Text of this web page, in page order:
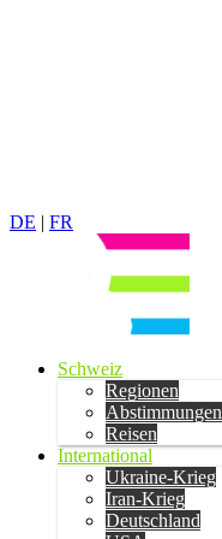
DE | FR
Schweiz
Regionen
Abstimmungen
Reisen
International
Ukraine-Krieg
Iran-Krieg
Deutschland